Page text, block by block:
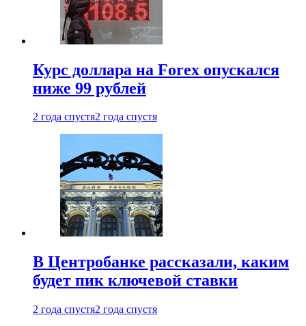
Курс доллара на Forex опускался
ниже 99 рублей
2 года спустя2 года спустя
В Центробанке рассказали, каким
будет пик ключевой ставки
2 года спустя2 года спустя